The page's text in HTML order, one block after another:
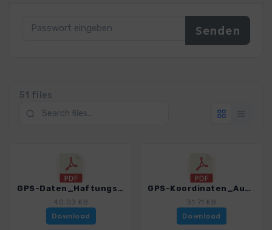
51 files
GPS-Daten_Haftungsausschluss-Nutzungsbedingungen.pdf
40.03 KB
Download
GPS-Koordinaten_Ausgangspunkte_WF_Unterwallis.pdf
31.71 KB
Download